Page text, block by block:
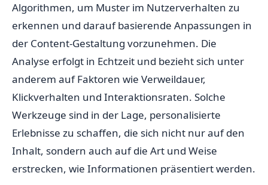
Algorithmen, um Muster im Nutzerverhalten zu
erkennen und darauf basierende Anpassungen in
der Content-Gestaltung vorzunehmen. Die
Analyse erfolgt in Echtzeit und bezieht sich unter
anderem auf Faktoren wie Verweildauer,
Klickverhalten und Interaktionsraten. Solche
Werkzeuge sind in der Lage, personalisierte
Erlebnisse zu schaffen, die sich nicht nur auf den
Inhalt, sondern auch auf die Art und Weise
erstrecken, wie Informationen präsentiert werden.